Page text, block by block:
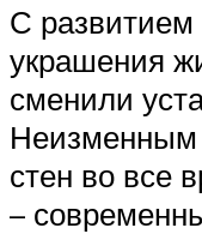
С развитием
украшения
сменили
Неизменным
стен во все
–